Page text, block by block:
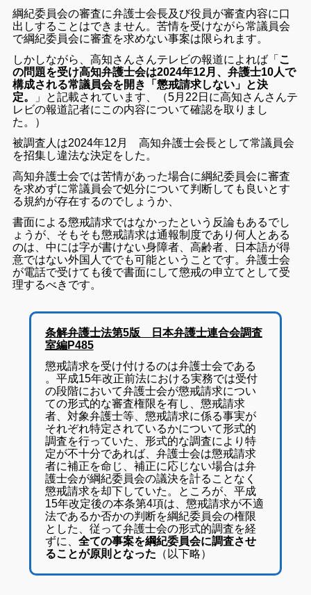
綱紀委員会の審査に弁護士会長及び役員が審査内容に口
出しすることはできません。苦情を受けながら常議員会
で綱紀委員会に審査を求めない事案は限られます。
しかしながら、高知さんさんテレビの報道によれば「 こ
の問題を受け高知弁護士会は2024年12月、弁護士10人で
構成される常議員会を開き「懲戒請求しない」と決
定。
」と記載されています、（5月22日に高知さんさんテ
レビの報道記者にこの内容について確認を取りまし
た。）
被調査人は2024年12月 高知弁護士会長として常議員会
を招集し違法な決定をした。
高知弁護士会では苦情があった場合に綱紀委員会に審査
を求めずに常議員会で処分について判断しても良いとす
る規約が存在するのでしょうか、
書面による懲戒請求ではなかったという反論もあるでし
ょうが、そもそも懲戒請求は通報制度であり何人とある
のは、中には字が書けない身障者、高齢者、日本語が得
意ではない外国人ででも可能ということです。弁護士会
が電話で受けても後で書面にして懲戒の申立てとして受
理するべきです。
条解弁護士法第5版 日本弁護士連合会調査
室編P485
懲戒請求を受け付けるのは弁護士会である
。平成15年改正前法における実務では受付
の段階において弁護士会が懲戒請求につい
ての形式的な審査権限を有し、懲戒請求
者、対象弁護士等、懲戒請求に係る事実が
それぞれ特定されているかについて形式的
調査を行っていた、形式的な調査により特
定が不十分であれば、弁護士会は懲戒請求
者に補正を命じ、補正に応じない場合は弁
護士会が綱紀委員会の議決を計ることなく
懲戒請求を却下していた。ところが、平成
15年改定後の本条第4項は、懲戒請求が不適
法であるか否かの判断を綱紀委員会の権限
とした、従って弁護士会の形式的調査を経
ずに、 全ての事案を綱紀委員会に調査させ
ることが原則となった （以下略）